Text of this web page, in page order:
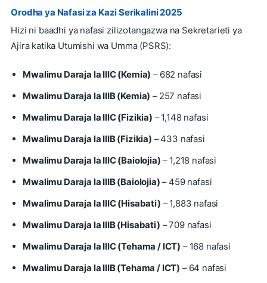
Orodha ya Nafasi za Kazi Serikalini 2025
Hizi ni baadhi ya nafasi zilizotangazwa na Sekretarieti ya
Ajira katika Utumishi wa Umma (PSRS):
Mwalimu Daraja la IIIC (Kemia) – 682 nafasi
Mwalimu Daraja la IIIB (Kemia) – 257 nafasi
Mwalimu Daraja la IIIC (Fizikia) – 1,148 nafasi
Mwalimu Daraja la IIIB (Fizikia) – 433 nafasi
Mwalimu Daraja la IIIC (Baiolojia) – 1,218 nafasi
Mwalimu Daraja la IIIB (Baiolojia) – 459 nafasi
Mwalimu Daraja la IIIC (Hisabati) – 1,883 nafasi
Mwalimu Daraja la IIIB (Hisabati) – 709 nafasi
Mwalimu Daraja la IIIC (Tehama / ICT) – 168 nafasi
Mwalimu Daraja la IIIB (Tehama / ICT) – 64 nafasi